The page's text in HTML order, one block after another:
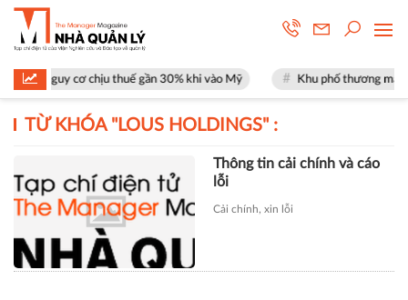
nguy cơ chịu thuế gần 30% khi vào Mỹ Khu phố thương mại
TỪ KHÓA " LOUS HOLDINGS" :
Thông tin cải chính và cáo
lỗi
Cải chính, xin lỗi